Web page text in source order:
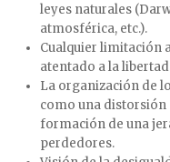
leyes naturales
atmosférica, etc.).
Cualquier limitación
atentado a la
La organización de
como una
formación de una
perdedores.